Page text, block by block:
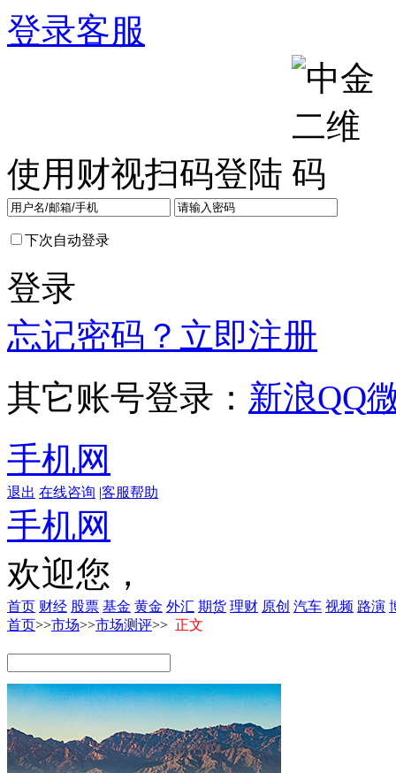
登录客服
使用财视扫码登陆
下次自动登录
登录
忘记密码？ 立即注册
其它账号登录： 新浪QQ
手机网
退出 在线咨询 |客服帮助
手机网
欢迎您，
首页 财经 股票 基金 黄金 外汇 期货 理财 原创 汽车 视频 路演
首页>>市场>>市场测评>> 正文